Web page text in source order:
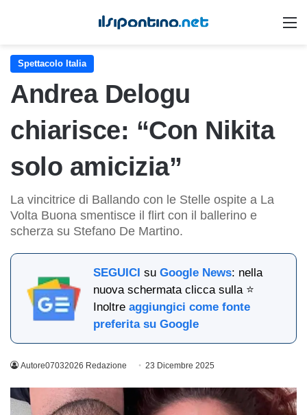
Spettacolo Italia
Andrea Delogu
chiarisce: “Con Nikita
solo amicizia”
La vincitrice di Ballando con le Stelle ospite a La
Volta Buona smentisce il flirt con il ballerino e
scherza su Stefano De Martino.
SEGUICI suGoogle News: nella
nuova schermata clicca sulla ⭐
Inoltreaggiungici come fonte
preferita su Google
Autore07032026 Redazione 23 Dicembre 2025